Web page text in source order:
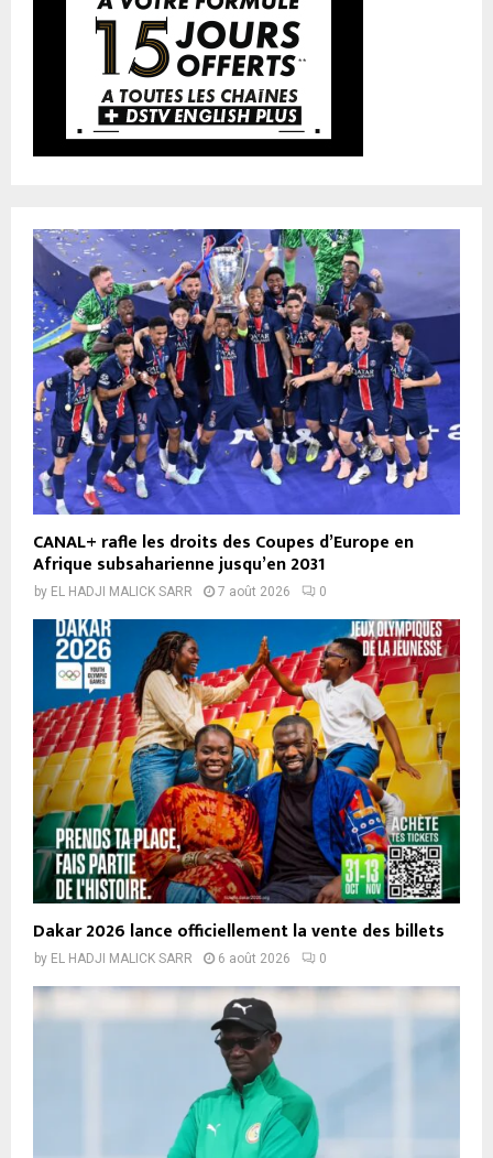
CANAL+ rafle les droits des Coupes d’Europe en
Afrique subsaharienne jusqu’en 2031
by EL HADJI MALICK SARR 7 août 2026 0
Dakar 2026 lance officiellement la vente des billets
by EL HADJI MALICK SARR 6 août 2026 0